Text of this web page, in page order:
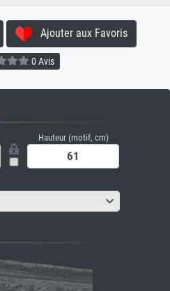
Ajouter aux Favoris
0 Avis
Hauteur (motif, cm)